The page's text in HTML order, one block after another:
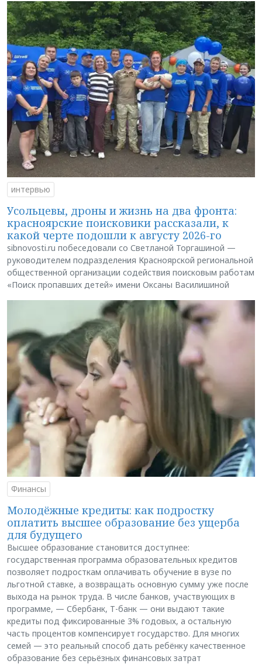
интервью
Усольцевы, дроны и жизнь на два фронта:
красноярские поисковики рассказали, к
какой черте подошли к августу 2026-го
sibnovosti.ru побеседовали со Светланой Торгашиной —
руководителем подразделения Красноярской региональной
общественной организации содействия поисковым работам
«Поиск пропавших детей» имени Оксаны Василишиной
Финансы
Молодёжные кредиты: как подростку
оплатить высшее образование без ущерба
для будущего
Высшее образование становится доступнее:
государственная программа образовательных кредитов
позволяет подросткам оплачивать обучение в вузе по
льготной ставке, а возвращать основную сумму уже после
выхода на рынок труда. В числе банков, участвующих в
программе, — Сбербанк, Т-банк — они выдают такие
кредиты под фиксированные 3% годовых, а остальную
часть процентов компенсирует государство. Для многих
семей — это реальный способ дать ребёнку качественное
образование без серьёзных финансовых затрат